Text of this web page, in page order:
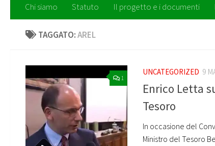
Chi siamo Statuto Il progetto e i documenti
TAGGATO:AREL
1
UNCATEGORIZED 9
Enrico Letta
Tesoro
In occasione del
Ministro del Tesoro